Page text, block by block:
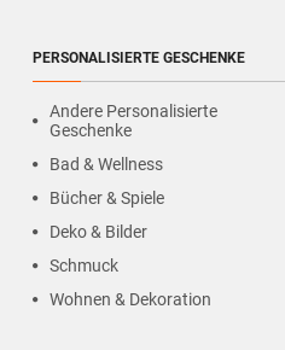
PERSONALISIERTE GESCHENKE
Andere Personalisierte
Geschenke
Bad & Wellness
Bücher & Spiele
Deko & Bilder
Schmuck
Wohnen & Dekoration